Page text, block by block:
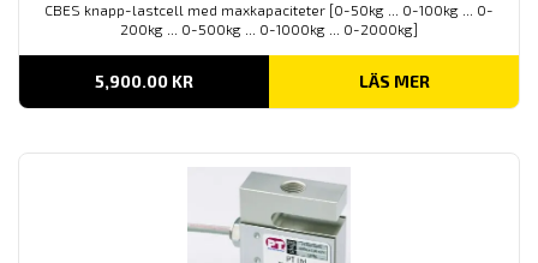
CBES knapp-lastcell med maxkapaciteter [0-50kg ... 0-100kg ... 0-
200kg ... 0-500kg ... 0-1000kg ... 0-2000kg]
5,900.00 KR LÄS MER